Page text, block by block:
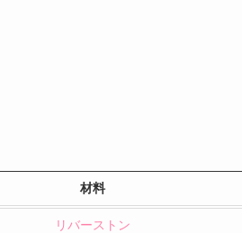
材料
リバーストン